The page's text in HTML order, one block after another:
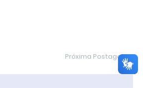
Próxima Postagem